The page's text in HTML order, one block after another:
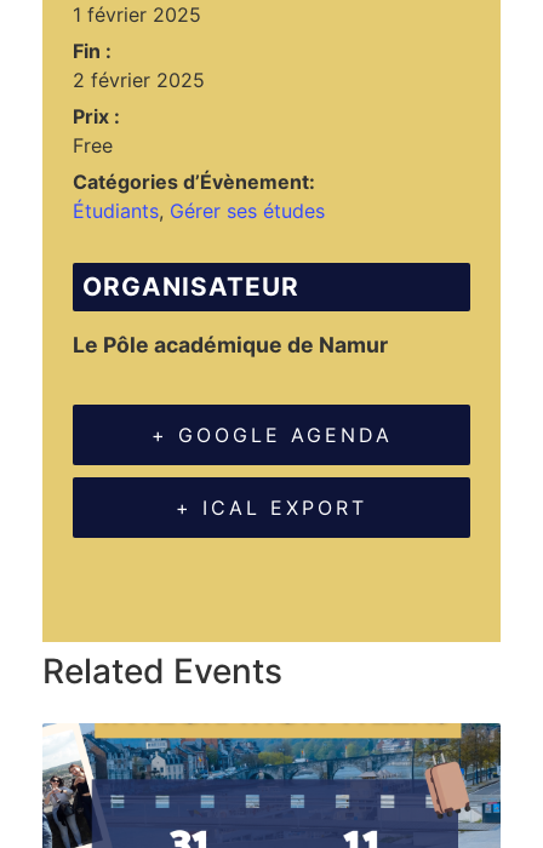
1 février 2025
Fin :
2 février 2025
Prix :
Free
Catégories d’Évènement:
Étudiants, Gérer ses études
ORGANISATEUR
Le Pôle académique de Namur
+ GOOGLE AGENDA
+ ICAL EXPORT
Related Events